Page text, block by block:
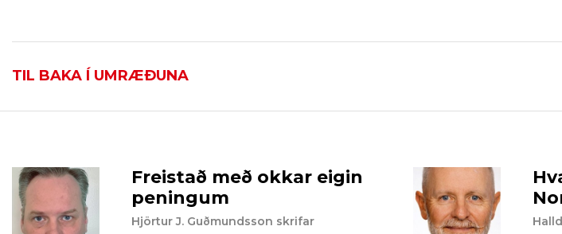
TIL BAKA Í UMRÆÐUNA
Freistað með okkar eigin
peningum
Hjörtur J. Guðmundsson skrifar